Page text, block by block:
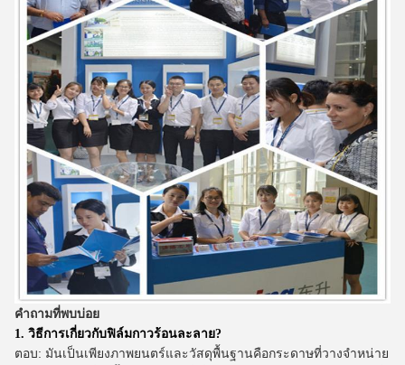
คำถามที่พบบ่อย
1. วิธีการเกี่ยวกับฟิล์มกาวร้อนละลาย?
ตอบ: มันเป็นเพียงภาพยนตร์และวัสดุพื้นฐานคือกระดาษที่วางจำหน่าย